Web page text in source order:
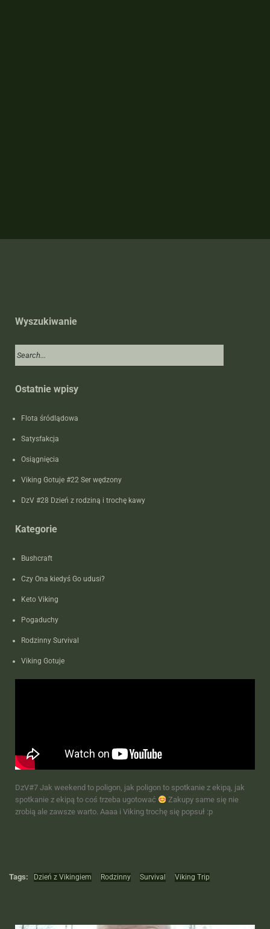
Wyszukiwanie
Ostatnie wpisy
Flota śródlądowa
Satysfakcja
Osiągnięcia
Viking Gotuje #22 Ser wędzony
DzV #28 Dzień z rodziną i trochę kawy
Kategorie
Bushcraft
Czy Ona kiedyś Go udusi?
Keto Viking
Pogaduchy
Rodzinny Survival
Viking Gotuje
DzV#7 Jak weekend to poligon, jak poligon to spotkanie z ekipą, jak
spotkanie z ekipą to coś trzeba ugotować
Zakupy same się nie
zrobią ale zawsze warto. Aaaa i Viking trochę się popsuł :p
Tags: Dzień z Vikingiem Rodzinny Survival Viking Trip